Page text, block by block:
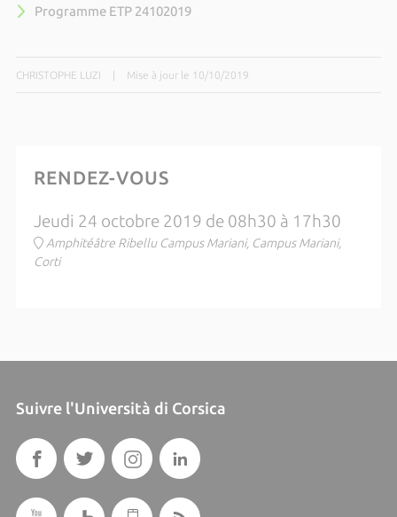
Programme ETP 24102019
CHRISTOPHE LUZI Mise à jour le 10/10/2019
RENDEZ-VOUS
Jeudi 24 octobre 2019 de 08h30 à 17h30
Amphitéâtre Ribellu Campus Mariani, Campus Mariani,
Corti
Suivre l'Università di Corsica